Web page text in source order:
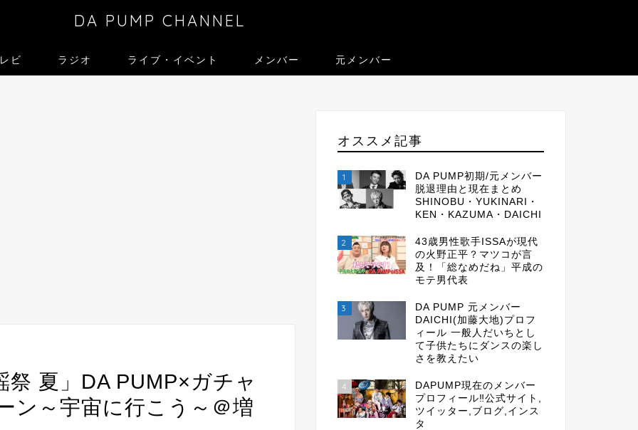
DA PUMP CHANNEL
ビ ラジオ ライブ・イベント メンバー 元メンバー
夏」DA PUMP×ガチャ
ン～宇宙に行こう～＠増
オススメ記事
1
DA PUMP初期/元メンバー
脱退理由と現在まとめ
SHINOBU・YUKINARI・
KEN・KAZUMA・DAICHI
2
43歳男性歌手ISSAが現代
の火野正平？マツコが言
及！「総なめだね」平成の
モテ男代表
3
DA PUMP 元メンバー
DAICHI(加藤大地)プロフ
ィール 一般人だいちとし
て子供たちにダンスの楽し
さを教えたい
4
DAPUMP現在のメンバー
プロフィール‼公式サイト,
ツイッター,ブログ,インス
タ